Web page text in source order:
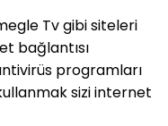
Tv gibi siteleri
bağlantısı
programları
sizi internet